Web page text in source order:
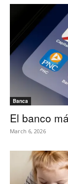
Banca
El banco
March 6, 2026